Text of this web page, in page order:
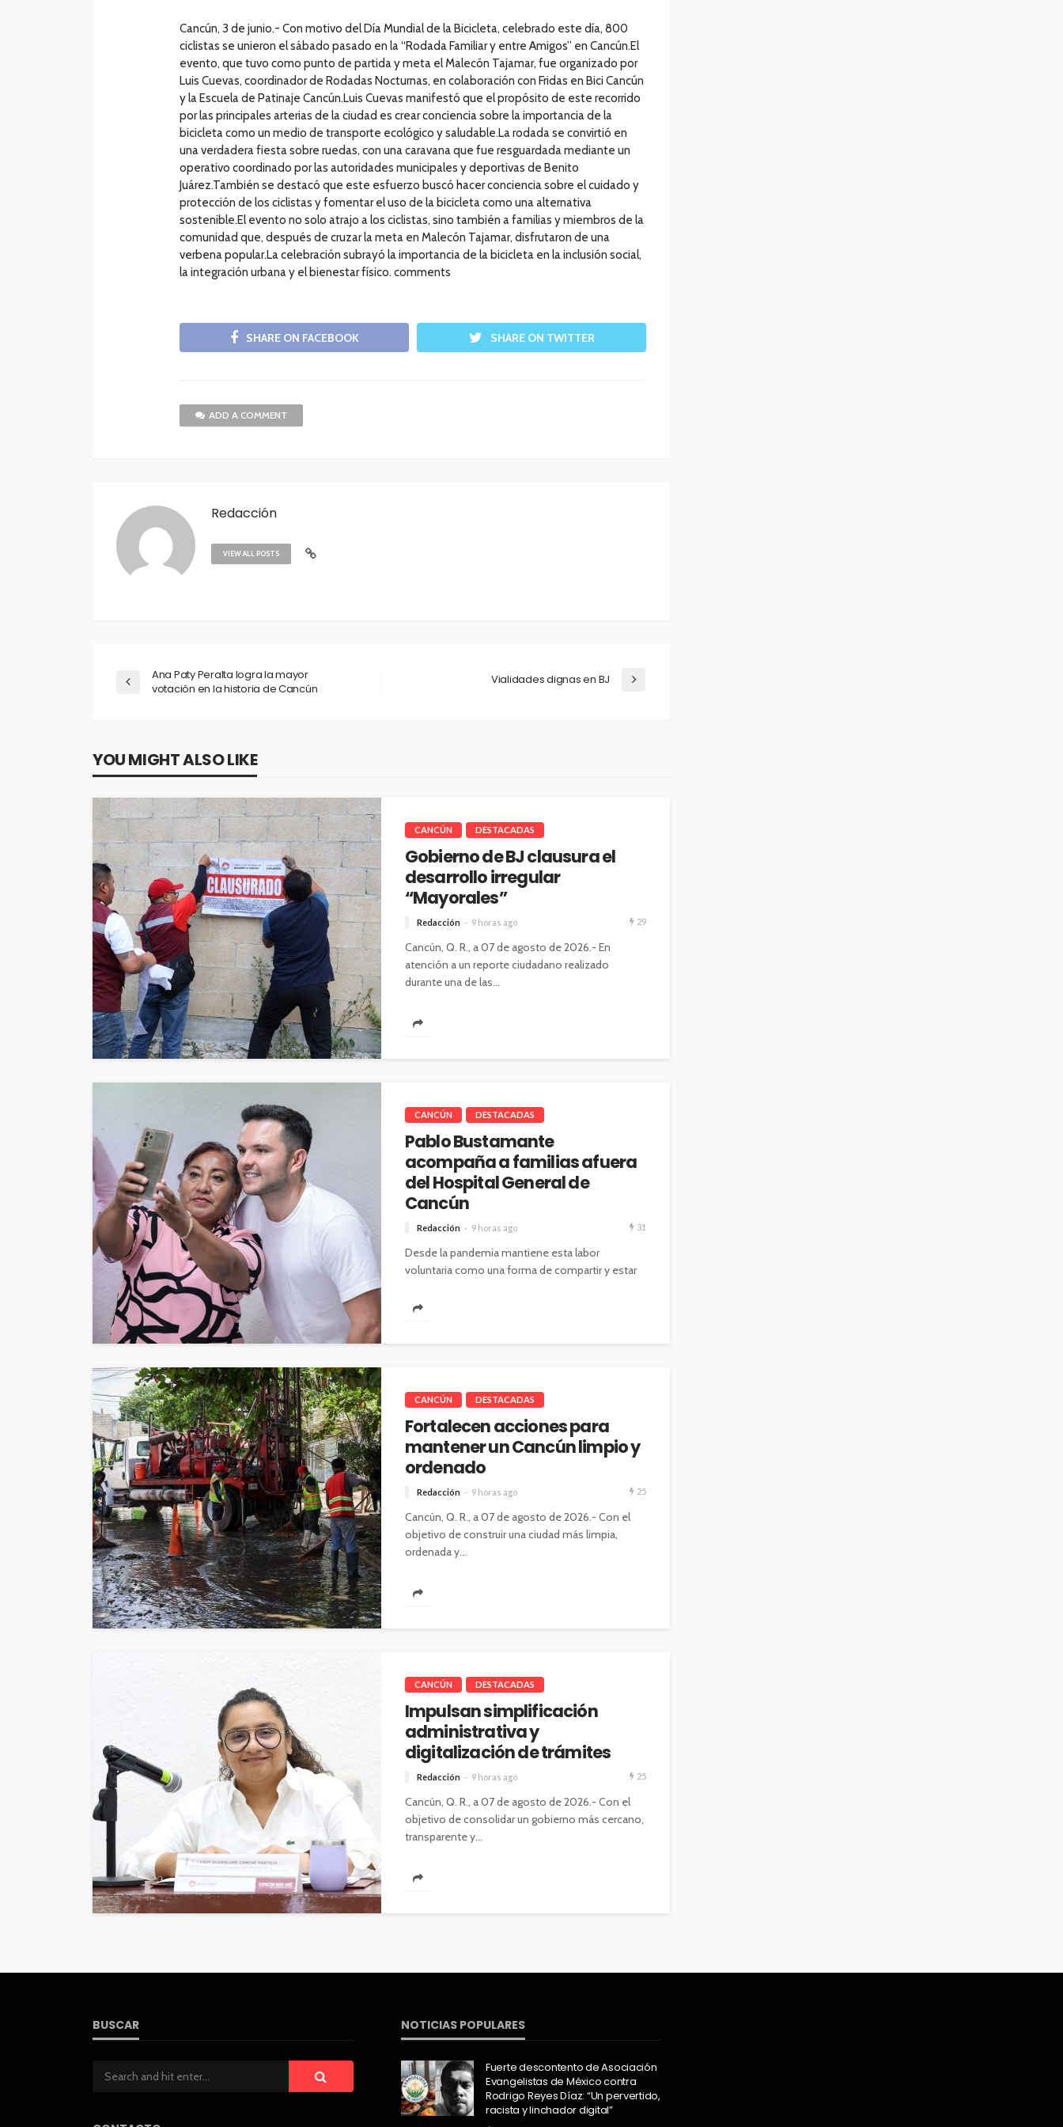
Cancún, 3 de junio.- Con motivo del Día Mundial de la Bicicleta, celebrado este día, 800
ciclistas se unieron el sábado pasado en la “Rodada Familiar y entre Amigos” en Cancún.El
evento, que tuvo como punto de partida y meta el Malecón Tajamar, fue organizado por
Luis Cuevas, coordinador de Rodadas Nocturnas, en colaboración con Fridas en Bici Cancún
y la Escuela de Patinaje Cancún.Luis Cuevas manifestó que el propósito de este recorrido
por las principales arterias de la ciudad es crear conciencia sobre la importancia de la
bicicleta como un medio de transporte ecológico y saludable.La rodada se convirtió en
una verdadera fiesta sobre ruedas, con una caravana que fue resguardada mediante un
operativo coordinado por las autoridades municipales y deportivas de Benito
Juárez.También se destacó que este esfuerzo buscó hacer conciencia sobre el cuidado y
protección de los ciclistas y fomentar el uso de la bicicleta como una alternativa
sostenible.El evento no solo atrajo a los ciclistas, sino también a familias y miembros de la
comunidad que, después de cruzar la meta en Malecón Tajamar, disfrutaron de una
verbena popular.La celebración subrayó la importancia de la bicicleta en la inclusión social,
la integración urbana y el bienestar físico. comments
SHARE ON FACEBOOK SHARE ON TWITTER
ADD A COMMENT
Redacción
VIEW ALL POSTS
Ana Paty Peralta logra la mayor
votación en la historia de Cancún
Vialidades dignas en BJ
YOU MIGHT ALSO LIKE
CANCÚN DESTACADAS
Gobierno de BJ clausura el
desarrollo irregular
“Mayorales”
Redacción 9 horas ago 29
Cancún, Q. R., a 07 de agosto de 2026.- En
atención a un reporte ciudadano realizado
durante una de las...
CANCÚN DESTACADAS
Pablo Bustamante
acompaña a familias afuera
del Hospital General de
Cancún
Redacción 9 horas ago 31
Desde la pandemia mantiene esta labor
voluntaria como una forma de compartir y estar
CANCÚN DESTACADAS
Fortalecen acciones para
mantener un Cancún limpio y
ordenado
Redacción 9 horas ago 25
Cancún, Q. R., a 07 de agosto de 2026.- Con el
objetivo de construir una ciudad más limpia,
ordenada y...
CANCÚN DESTACADAS
Impulsan simplificación
administrativa y
digitalización de trámites
Redacción 9 horas ago 25
Cancún, Q. R., a 07 de agosto de 2026.- Con el
objetivo de consolidar un gobierno más cercano,
transparente y...
BUSCAR NOTICIAS POPULARES
Fuerte descontento de Asociación
Evangelistas de México contra
Rodrigo Reyes Díaz: “Un pervertido,
racista y linchador digital”